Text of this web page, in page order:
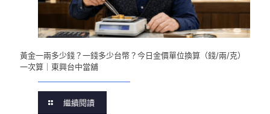
黃金一兩多少錢？一錢多少台幣？今日金價單位換算（錢/兩/克）
一次算｜東興台中當舖
繼續閱讀